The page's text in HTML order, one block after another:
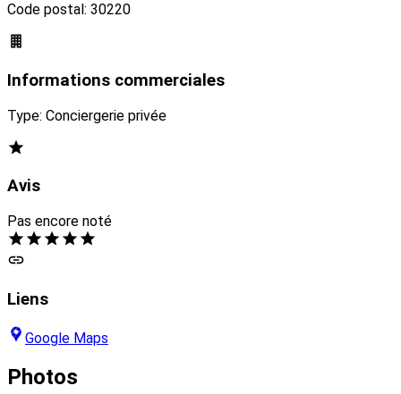
Code postal: 30220
Informations commerciales
Type: Conciergerie privée
Avis
Pas encore noté
Liens
Google Maps
Photos